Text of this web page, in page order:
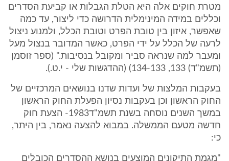
מטרת חוקים אלה היא הטלת הגבלות או קביעת הסדרים
וכללים במידה המינימלית הדרושה כדי ליצור, עד כמה
שאפשר, איזון בין טובת הפרט וטובת הכלל, ולמנוע ניצול
לרעה של הכלל על ידי הפרט, כאשר המדובר בנצול מעל
ומעבר למה שנראה סביר ומקובל בנסיבות." (ספר זוסמן
(תשמ"ד) 133, 134-133) (ההדגשות שלי - י.ט.).
בעקבות המלצות של ועדות שדנו בנושאים המרכזיים של
החוק הראשון וכן בעקבות נסיון הפעלת החוק הראשון
במשך השנים נוסחה בשנת תשמ"ד1983- הצעת חוק
חדשה מטעם הממשלה. במבוא להצעה נאמר, בין היתר,
כי:
"מגמת התיקונים המוצעים בנושא ההסדרים הכובלים